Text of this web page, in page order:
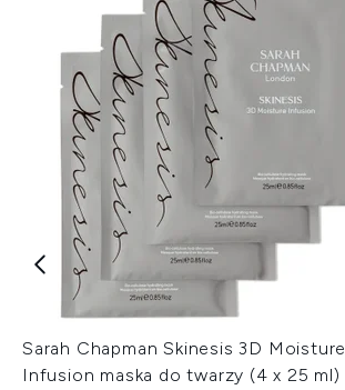
Sarah Chapman Skinesis 3D Moisture
Infusion maska do twarzy (4 x 25 ml)